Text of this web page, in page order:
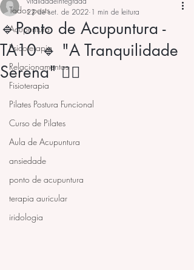
Todos posts
Acupuntura
Psicoterapia
Relacionamentos
Fisioterapia
Pilates Postura Funcional
Curso de Pilates
Aula de Acupuntura
ansiedade
ponto de acupuntura
terapia auricular
iridologia
🔹Ponto de Acupuntura -
TA10 🔹 "A Tranquilidade
Serena" 🧘‍♀️
22 de set. de 2022 1 min de leitura